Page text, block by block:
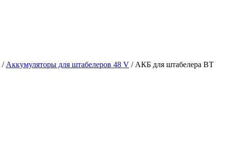
/ Аккумуляторы для штабелеров 48 V / АКБ для штабелера BT